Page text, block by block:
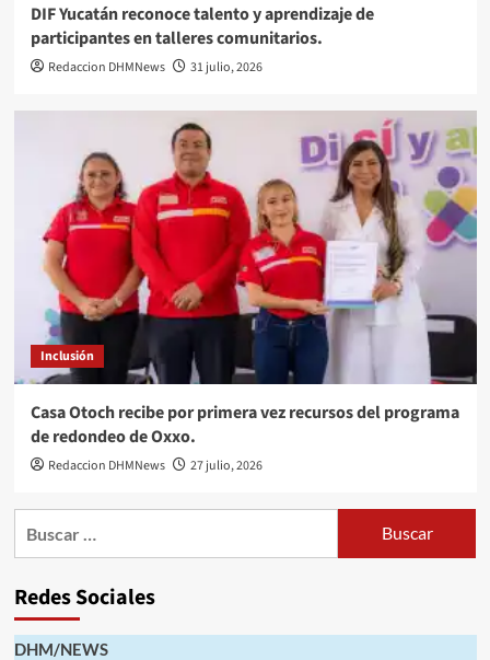
DIF Yucatán reconoce talento y aprendizaje de
participantes en talleres comunitarios.
Redaccion DHMNews 31 julio, 2026
Inclusión
Casa Otoch recibe por primera vez recursos del programa
de redondeo de Oxxo.
Redaccion DHMNews 27 julio, 2026
Redes Sociales
DHM/NEWS